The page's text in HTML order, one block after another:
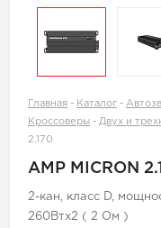
Главная - Каталог -
Кроссоверы - Двух и
2.170
AMP MICRON
2-кан, класс D,
260Втх2 ( 2 Ом )